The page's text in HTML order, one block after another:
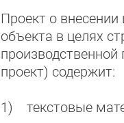
Проект о
объекта в целях
проект) содержит:
1) текстовые